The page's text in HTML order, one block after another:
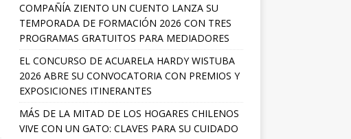
COMPAÑÍA ZIENTO UN CUENTO LANZA SU
TEMPORADA DE FORMACIÓN 2026 CON TRES
PROGRAMAS GRATUITOS PARA MEDIADORES
EL CONCURSO DE ACUARELA HARDY WISTUBA
2026 ABRE SU CONVOCATORIA CON PREMIOS Y
EXPOSICIONES ITINERANTES
MÁS DE LA MITAD DE LOS HOGARES CHILENOS
VIVE CON UN GATO: CLAVES PARA SU CUIDADO